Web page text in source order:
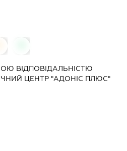
ВІДПОВІДАЛЬНІСТЮ
ЦЕНТР "АДОНІС ПЛЮС"